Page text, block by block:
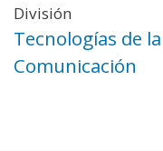
División
Tecnologías de
Comunicación